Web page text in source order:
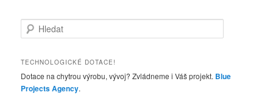
l
d
t
TECHNOLOGICKÉ DOTACE!
Dotace na chytrou výrobu, vývoj? Zvládneme i Váš projekt. Blue
Projects Agency.